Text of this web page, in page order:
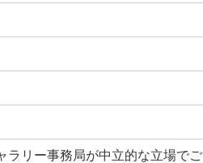
ラリー事務局が中立的な立場でご